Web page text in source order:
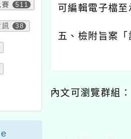
賽 511
訊 38
可編輯電子檔
五、檢附旨案
內文可瀏覽群組：